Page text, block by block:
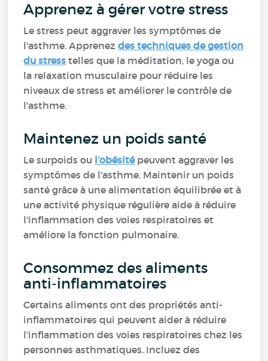
Apprenez à gérer votre stress
Le stress peut aggraver les symptômes de
l'asthme. Apprenezdes techniques de gestion
du stress telles que la méditation, le yoga ou
la relaxation musculaire pour réduire les
niveaux de stress et améliorer le contrôle de
l'asthme.
Maintenez un poids santé
Le surpoids ou l’obésitépeuvent aggraver les
symptômes de l'asthme. Maintenir un poids
santé grâce à une alimentation équilibrée et à
une activité physique régulière aide à réduire
l'inflammation des voies respiratoires et
améliore la fonction pulmonaire.
Consommez des aliments
anti-inflammatoires
Certains aliments ont des propriétés anti-
inflammatoires qui peuvent aider à réduire
l'inflammation des voies respiratoires chez les
personnes asthmatiques. Incluez des